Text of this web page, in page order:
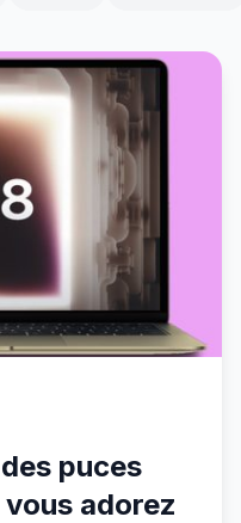
puces
adorez